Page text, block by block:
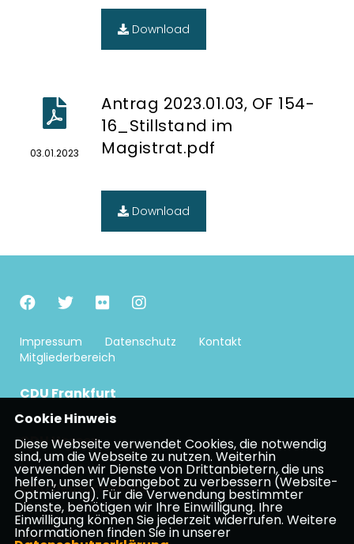
Download
03.01.2023
Antrag 2023.01.03, OF 154-
16_Stillstand im
Magistrat.pdf
Download
Impressum Datenschutz
Kontakt
Mitgliederbereich
CDU Frankfurt
CDU Hessen
CDU Deutschlands
Spenden
Cookie Hinweis
Diese Webseite verwendet Cookies, die notwendig
sind, um die Webseite zu nutzen. Weiterhin
verwenden wir Dienste von Drittanbietern, die uns
helfen, unser Webangebot zu verbessern (Website-
Optmierung). Für die Verwendung bestimmter
Dienste, benötigen wir Ihre Einwilligung. Ihre
Einwilligung können Sie jederzeit widerrufen. Weitere
Informationen finden Sie in unserer